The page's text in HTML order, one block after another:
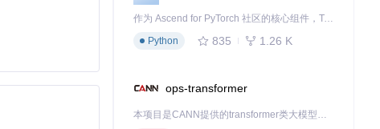
作为 Ascend for PyTorch 社区的核心组件，TorchNPU 是昇腾专为 PyTorch 打造的深度学习适配插件，使 PyTorch 框架能够直接调用昇腾 NPU，为开发者提供昇腾 AI 处理器的超强算力。
Python
835 1.26 K
ops-transformer
本项目是CANN提供的transformer类大模型算子库，实现网络在NPU上加速计算。